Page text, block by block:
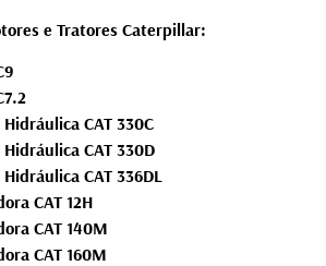
e Tratores Caterpillar:
CAT 330C
CAT 330D
CAT 336DL
CAT 12H
CAT 140M
CAT 160M